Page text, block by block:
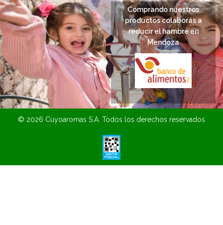
Comprando nuestros
productos colaborás a
reducir el hambre en
Mendoza
© 2026 Cuyoaromas S.A. Todos los derechos reservados